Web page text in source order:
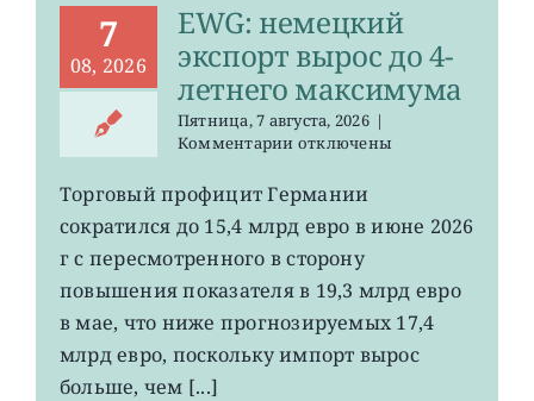
7
08, 2026
EWG: немецкий
экспорт вырос до 4-
летнего максимума
Пятница, 7 августа, 2026 |
Комментариик
EWG:
немецкий
экспорт
вырос
4-
летнего
отключены
Торговый профицит Германии
сократился до 15,4 млрд евро в июне 2026
г с пересмотренного в сторону
повышения показателя в 19,3 млрд евро
в мае, что ниже прогнозируемых 17,4
млрд евро, поскольку импорт вырос
больше, чем [...]